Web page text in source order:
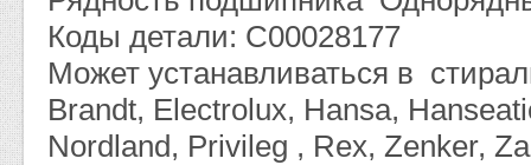
Коды детали: C00028177
Может устанавливаться в
Brandt, Electrolux, Hansa,
Nordland, Privileg , Rex, Zenker,